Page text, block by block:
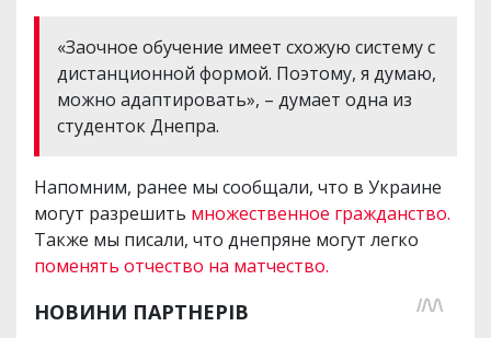
«Заочное обучение имеет схожую систему с
дистанционной формой. Поэтому, я думаю,
можно адаптировать», – думает одна из
студенток Днепра.
Напомним, ранее мы сообщали, что в Украине
могут разрешить множественное гражданство.
Также мы писали, что днепряне могут легко
поменять отчество на матчество.